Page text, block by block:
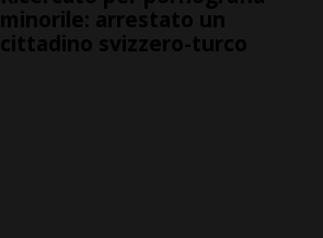
minorile: arrestato un
cittadino svizzero-turco